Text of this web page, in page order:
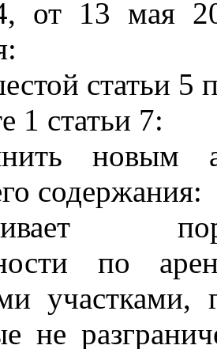
от 13 мая
статьи 5
1 статьи 7:
новым
содержания:
по
участками,
не